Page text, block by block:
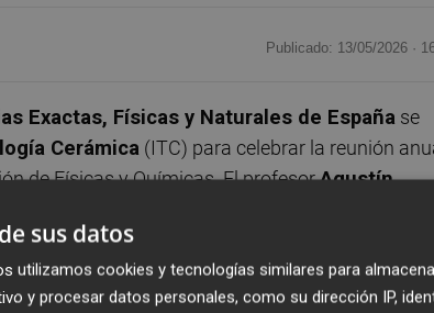
Publicado: 13/05/2026 ·
Exactas, Físicas y Naturales de España se
Cerámica (ITC) para celebrar la reunión
de Físicas y Químicas. El profesorAgustín
de la Real Academia, quien también ha
de profesores llegados de distintos puntos
sus datos
utilizamos cookies y tecnologías similares para
y procesar datos personales, como su dirección IP,